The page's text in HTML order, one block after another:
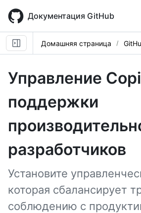
main
content
Документация GitHub
Домашняя страница
Управление
поддержки
разработчиков
Установите
которая сбалансирует
соблюдению с